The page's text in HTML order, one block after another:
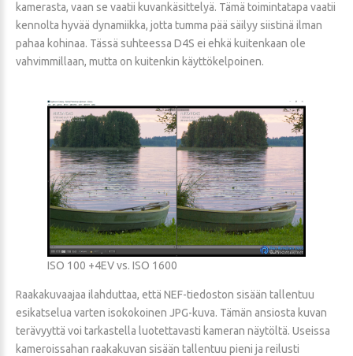
kamerasta, vaan se vaatii kuvankäsittelyä. Tämä toimintatapa vaatii
kennolta hyvää dynamiikka, jotta tumma pää säilyy siistinä ilman
pahaa kohinaa. Tässä suhteessa D4S ei ehkä kuitenkaan ole
vahvimmillaan, mutta on kuitenkin käyttökelpoinen.
ISO 100 +4EV vs. ISO 1600
Raakakuvaajaa ilahduttaa, että NEF-tiedoston sisään tallentuu
esikatselua varten isokokoinen JPG-kuva. Tämän ansiosta kuvan
terävyyttä voi tarkastella luotettavasti kameran näytöltä. Useissa
kameroissahan raakakuvan sisään tallentuu pieni ja reilusti